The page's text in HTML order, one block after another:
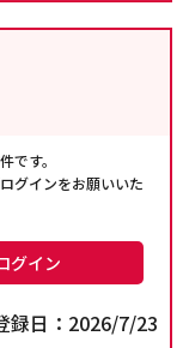
です。
グインをお願いいた
グイン
録日：2026/7/23